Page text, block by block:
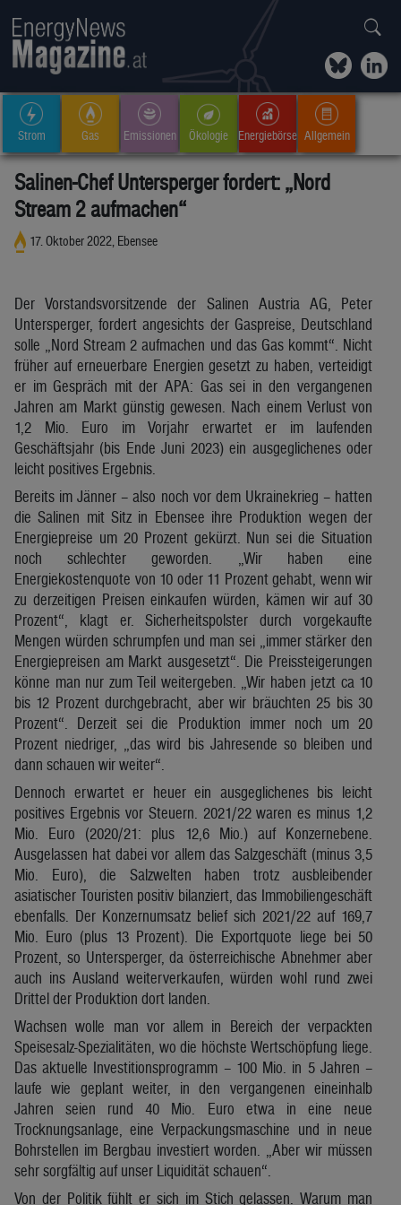
Strom Gas Emissionen Ökologie Energiebörse Allgemein
Salinen-Chef Untersperger fordert: „Nord
Stream 2 aufmachen“
17. Oktober 2022, Ebensee
Der Vorstandsvorsitzende der Salinen Austria AG, Peter
Untersperger, fordert angesichts der Gaspreise, Deutschland
solle „Nord Stream 2 aufmachen und das Gas kommt“. Nicht
früher auf erneuerbare Energien gesetzt zu haben, verteidigt
er im Gespräch mit der APA: Gas sei in den vergangenen
Jahren am Markt günstig gewesen. Nach einem Verlust von
1,2 Mio. Euro im Vorjahr erwartet er im laufenden
Geschäftsjahr (bis Ende Juni 2023) ein ausgeglichenes oder
leicht positives Ergebnis.
Bereits im Jänner – also noch vor dem Ukrainekrieg – hatten
die Salinen mit Sitz in Ebensee ihre Produktion wegen der
Energiepreise um 20 Prozent gekürzt. Nun sei die Situation
noch schlechter geworden. „Wir haben eine
Energiekostenquote von 10 oder 11 Prozent gehabt, wenn wir
zu derzeitigen Preisen einkaufen würden, kämen wir auf 30
Prozent“, klagt er. Sicherheitspolster durch vorgekaufte
Mengen würden schrumpfen und man sei „immer stärker den
Energiepreisen am Markt ausgesetzt“. Die Preissteigerungen
könne man nur zum Teil weitergeben. „Wir haben jetzt ca 10
bis 12 Prozent durchgebracht, aber wir bräuchten 25 bis 30
Prozent“. Derzeit sei die Produktion immer noch um 20
Prozent niedriger, „das wird bis Jahresende so bleiben und
dann schauen wir weiter“.
Dennoch erwartet er heuer ein ausgeglichenes bis leicht
positives Ergebnis vor Steuern. 2021/22 waren es minus 1,2
Mio. Euro (2020/21: plus 12,6 Mio.) auf Konzernebene.
Ausgelassen hat dabei vor allem das Salzgeschäft (minus 3,5
Mio. Euro), die Salzwelten haben trotz ausbleibender
asiatischer Touristen positiv bilanziert, das Immobiliengeschäft
ebenfalls. Der Konzernumsatz belief sich 2021/22 auf 169,7
Mio. Euro (plus 13 Prozent). Die Exportquote liege bei 50
Prozent, so Untersperger, da österreichische Abnehmer aber
auch ins Ausland weiterverkaufen, würden wohl rund zwei
Drittel der Produktion dort landen.
Wachsen wolle man vor allem in Bereich der verpackten
Speisesalz-Spezialitäten, wo die höchste Wertschöpfung liege.
Das aktuelle Investitionsprogramm – 100 Mio. in 5 Jahren –
laufe wie geplant weiter, in den vergangenen eineinhalb
Jahren seien rund 40 Mio. Euro etwa in eine neue
Trocknungsanlage, eine Verpackungsmaschine und in neue
Bohrstellen im Bergbau investiert worden. „Aber wir müssen
sehr sorgfältig auf unser Liquidität schauen“.
Von der Politik fühlt er sich im Stich gelassen. Warum man